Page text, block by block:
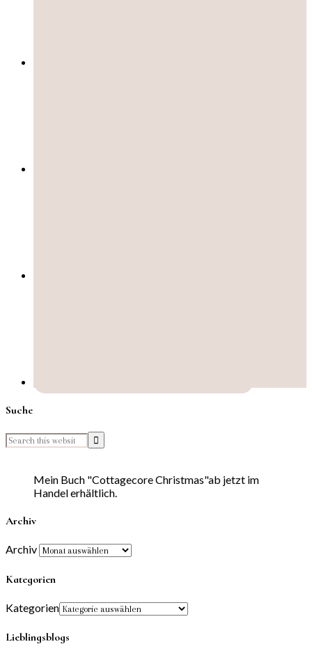
Suche
Mein Buch "Cottagecore Christmas"ab jetzt im
Handel erhältlich.
Archiv
Archiv
Kategorien
Kategorien
Lieblingsblogs